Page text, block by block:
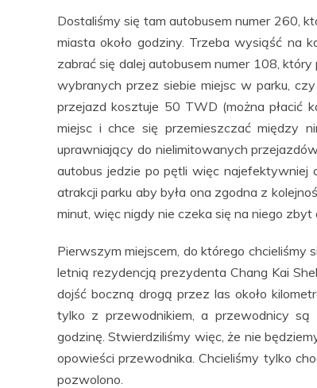
Dostaliśmy się tam autobusem numer 260,
miasta około godziny. Trzeba wysiąść na
zabrać się dalej autobusem numer 108,
wybranych przez siebie miejsc w parku,
przejazd kosztuje 50 TWD (można płacić
miejsc i chce się przemieszczać między
uprawniający do nielimitowanych
autobus jedzie po pętli więc najefektywniej
atrakcji parku aby była ona zgodna z
minut, więc nigdy nie czeka się na niego zbyt
Pierwszym miejscem, do którego chcieliśmy
letnią rezydencją prezydenta Chang Kai
dojść boczną drogą przez las około
tylko z przewodnikiem, a przewodnicy są
godzinę. Stwierdziliśmy więc, że nie
opowieści przewodnika. Chcieliśmy tylko
pozwolono.